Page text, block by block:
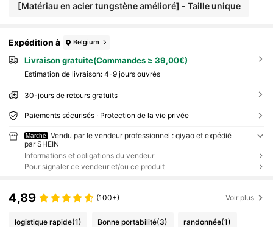
[Matériau en acier tungstène amélioré] - Taille unique
Expédition à Belgium
Livraison gratuite(Commandes ≥ 39,00€)
Estimation de livraison: 4-9 jours ouvrés
30-jours de retours gratuits
Paiements sécurisés · Protection de la vie privée
Marché
Vendu par le vendeur professionnel : qiyao et expédié
par SHEIN
Informations et obligations du vendeur
Pour signaler ce vendeur et/ou ce produit
4,89 (100+) Voir plus
logistique rapide(1) Bonne portabilité(3) randonnée(1)